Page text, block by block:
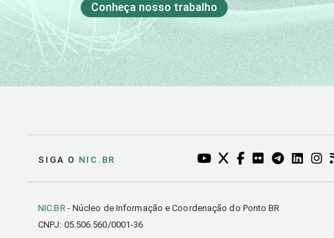
Conheça nosso trabalho
SIGA O NIC.BR YOUTUBE DO NIC.BR
TWITTER DO NIC.BR
FACEBOOK DO
FLICKR DO
TELEGRAM
NIC.BR- Núcleo de Informação e Coordenação do Ponto BR
CNPJ: 05.506.560/0001-36